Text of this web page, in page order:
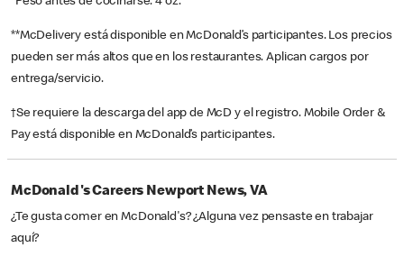
**McDelivery está disponible en McDonald’s participantes. Los precios
pueden ser más altos que en los restaurantes. Aplican cargos por
entrega/servicio.
†Se requiere la descarga del app de McD y el registro. Mobile Order &
Pay está disponible en McDonald’s participantes.
McDonald's Careers Newport News, VA
¿Te gusta comer en McDonald's? ¿Alguna vez pensaste en trabajar
aquí?